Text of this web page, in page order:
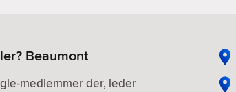
Beaumont
medlemmer der, leder